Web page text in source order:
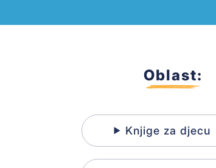
Oblast:
Knjige za djecu